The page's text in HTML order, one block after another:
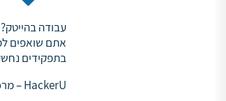
עבודה
אתם שואפים
בתפקידים
HackerU – מרכז להכשרה והשמה בהיי-טק